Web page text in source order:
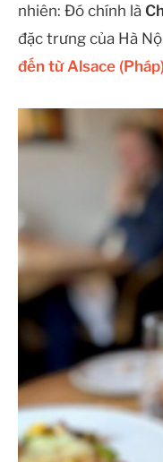
nhiên: Đó chính là
đặc trưng của Hà
đến từ Alsace